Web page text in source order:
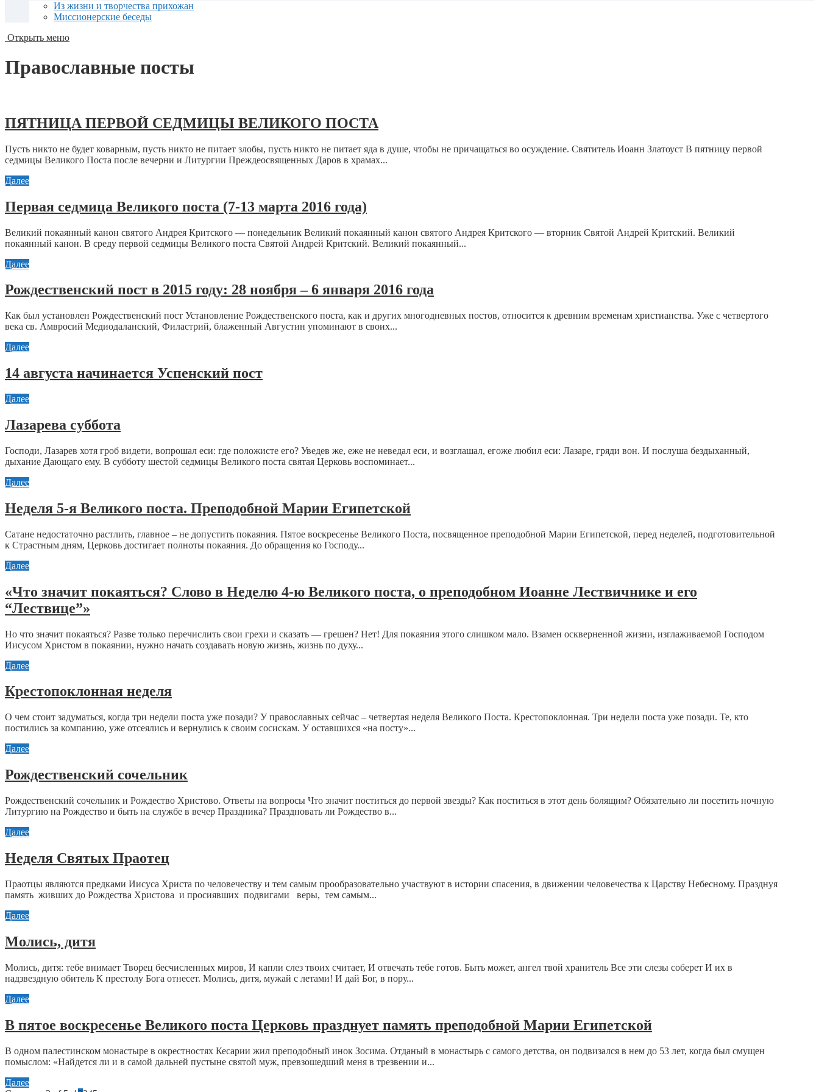
Из жизни и творчества прихожан
Миссионерские беседы
Открыть меню
Православные посты
ПЯТНИЦА ПЕРВОЙ СЕДМИЦЫ ВЕЛИКОГО ПОСТА
Пусть никто не будет коварным, пусть никто не питает злобы, пусть никто не питает яда в душе, чтобы не причащаться во осуждение. Святитель Иоанн Златоуст В пятницу первой
седмицы Великого Поста после вечерни и Литургии Преждеосвященных Даров в храмах...
Далее
Первая седмица Великого поста (7-13 марта 2016 года)
Великий покаянный канон святого Андрея Критского — понедельник Великий покаянный канон святого Андрея Критского — вторник Святой Андрей Критский. Великий
покаянный канон. В среду первой седмицы Великого поста Святой Андрей Критский. Великий покаянный...
Далее
Рождественский пост в 2015 году: 28 ноября – 6 января 2016 года
Как был установлен Рождественский пост Установление Рождественского поста, как и других многодневных постов, относится к древним временам христианства. Уже с четвертого
века св. Амвросий Медиодаланский, Филастрий, блаженный Августин упоминают в своих...
Далее
14 августа начинается Успенский пост
Далее
Лазарева суббота
Господи, Лазарев хотя гроб видети, вопрошал еси: где положисте его? Уведев же, еже не неведал еси, и возглашал, егоже любил еси: Лазаре, гряди вон. И послуша бездыханный,
дыхание Дающаго ему. В субботу шестой седмицы Великого поста святая Церковь воспоминает...
Далее
Неделя 5-я Великого поста. Преподобной Марии Египетской
Сатане недостаточно растлить, главное – не допустить покаяния. Пятое воскресенье Великого Поста, посвященное преподобной Марии Египетской, перед неделей, подготовительной
к Страстным дням, Церковь достигает полноты покаяния. До обращения ко Господу...
Далее
«Что значит покаяться? Слово в Неделю 4-ю Великого поста, о преподобном Иоанне Лествичнике и его
“Лествице”»
Но что значит покаяться? Разве только перечислить свои грехи и сказать — грешен? Нет! Для покаяния этого слишком мало. Взамен оскверненной жизни, изглаживаемой Господом
Иисусом Христом в покаянии, нужно начать создавать новую жизнь, жизнь по духу...
Далее
Крестопоклонная неделя
О чем стоит задуматься, когда три недели поста уже позади? У православных сейчас – четвертая неделя Великого Поста. Крестопоклонная. Три недели поста уже позади. Те, кто
постились за компанию, уже отсеялись и вернулись к своим сосискам. У оставшихся «на посту»...
Далее
Рождественский сочельник
Рождественский сочельник и Рождество Христово. Ответы на вопросы Что значит поститься до первой звезды? Как поститься в этот день болящим? Обязательно ли посетить ночную
Литургию на Рождество и быть на службе в вечер Праздника? Праздновать ли Рождество в...
Далее
Неделя Святых Праотец
Праотцы являются предками Иисуса Христа по человечеству и тем самым прообразовательно участвуют в истории спасения, в движении человечества к Царству Небесному. Празднуя
память живших до Рождества Христова и просиявших подвигами веры, тем самым...
Далее
Молись, дитя
Молись, дитя: тебе внимает Творец бесчисленных миров, И капли слез твоих считает, И отвечать тебе готов. Быть может, ангел твой хранитель Все эти слезы соберет И их в
надзвездную обитель К престолу Бога отнесет. Молись, дитя, мужай с летами! И дай Бог, в пору...
Далее
В пятое воскресенье Великого поста Церковь празднует память преподобной Марии Египетской
В одном палестинском монастыре в окрестностях Кесарии жил преподобный инок Зосима. Отданый в монастырь с самого детства, он подвизался в нем до 53 лет, когда был смущен
помыслом: «Найдется ли и в самой дальней пустыне святой муж, превзошедший меня в трезвении и...
Далее